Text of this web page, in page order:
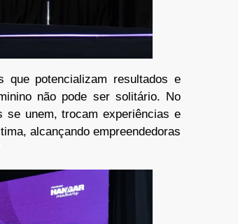
que potencializam resultados e
não pode ser solitário. No
se unem, trocam experiências e
alcançando empreendedoras